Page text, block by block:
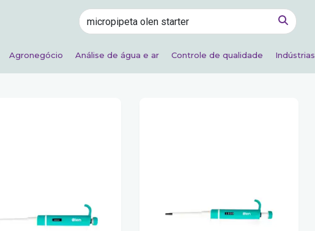
Agronegócio Análise de água e ar Controle de qualidade Indústrias